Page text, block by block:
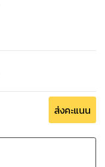
ส่งคะแนน